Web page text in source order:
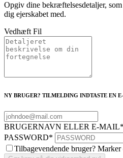
Opgiv dine bekræftelsesdetaljer,
dig ejerskabet med.
Vedhæft Fil
NY BRUGER? TILMELDING INDTASTE EN
BRUGERNAVN ELLER E-MAIL*
PASSWORD*
Tilbagevendende bruger?